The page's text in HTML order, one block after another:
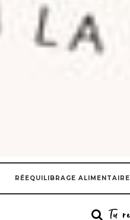
RÉEQUILIBRAGE ALIMENTAIRE